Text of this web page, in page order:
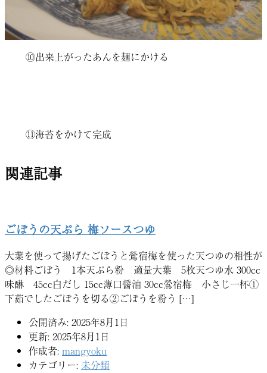
⑩出来上がったあんを麺にかける
⑪海苔をかけて完成
関連記事
ごぼうの天ぷら 梅ソースつゆ
大葉を使って揚げたごぼうと鶯宿梅を使った天つゆの相性が
◎材料ごぼう 1本天ぷら粉 適量大葉 5枚天つゆ水 300cc
味醂 45cc白だし 15cc薄口醤油 30cc鶯宿梅 小さじ一杯①
下茹でしたごぼうを切る②ごぼうを粉う […]
公開済み: 2025年8月1日
更新: 2025年8月1日
作成者: mangyoku
カテゴリー: 未分類